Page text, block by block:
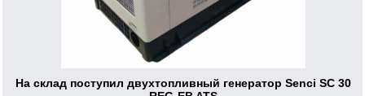
На склад поступил двухтопливный генератор Senci SC 30